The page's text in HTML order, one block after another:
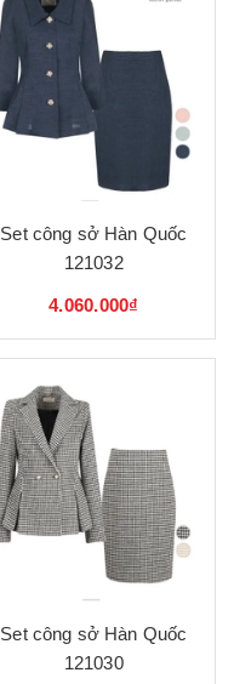
Set công sở Hàn Quốc
121032
4.060.000₫
Set công sở Hàn Quốc
121030